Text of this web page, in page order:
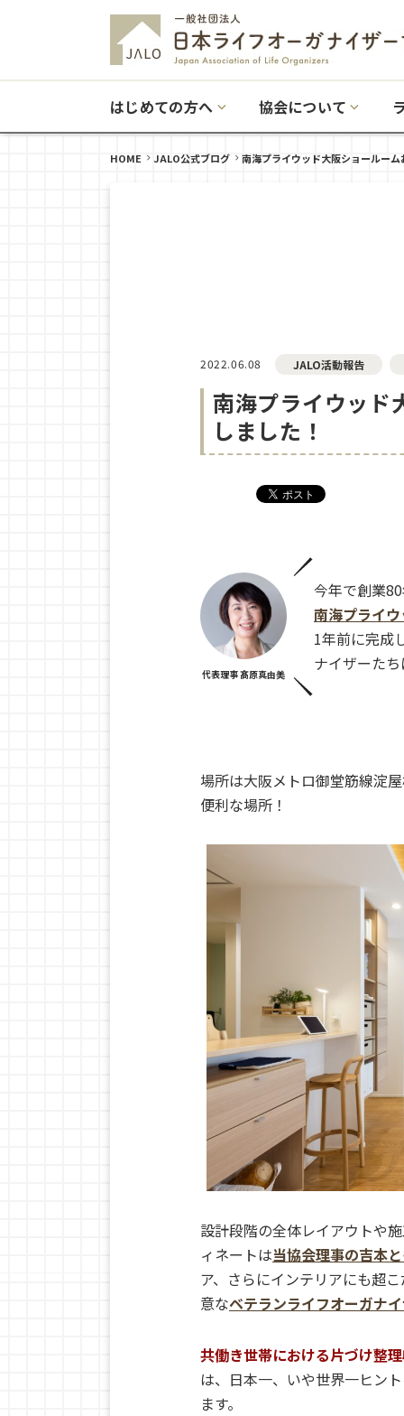
はじめての方へ 協会について
HOME JALO公式ブログ 南海プライウッド大阪ショールー
2022.06.08 JALO活動報告
南海プライウッド
しました！
代表理事 髙原真由美
今年で創業
南海プライ
1年前に完成
ナイザーた
場所は大阪メトロ御堂筋線淀
便利な場所！
設計段階の全体レイアウトや
ィネートは当協会理事の吉本
ア、さらにインテリアにも超
意なベテランライフオーガナ
共働き世帯における片づけ整
は、日本一、いや世界一ヒン
ます。